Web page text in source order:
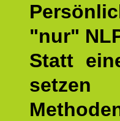
"nur"
Statt